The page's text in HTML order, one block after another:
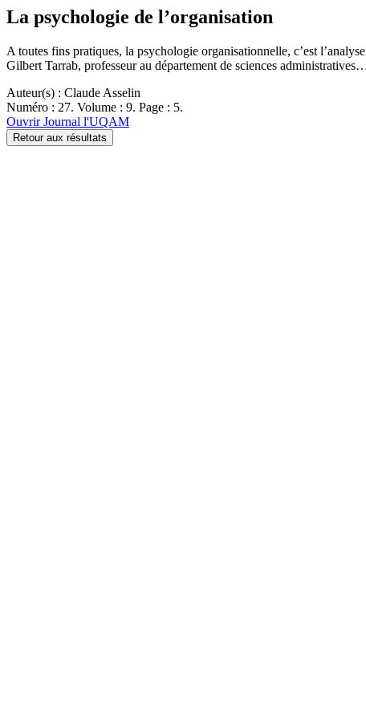
La psychologie de l’organisation
A toutes fins pratiques, la psychologie organisationnelle, c’est
Gilbert Tarrab, professeur au département de sciences
Auteur(s) : Claude Asselin
Numéro : 27. Volume : 9. Page : 5.
Ouvrir Journal l'UQAM
Retour aux résultats